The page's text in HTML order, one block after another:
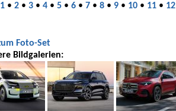
1 • 2 • 3 • 4 • 5 • 6 • 7 • 8 • 9 • 10 • 11 • 12
Foto-Set
Bildgalerien: